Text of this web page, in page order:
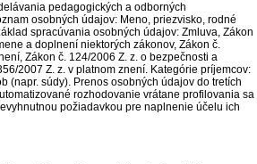
pedagogických a odborných
osobných údajov: Meno, priezvisko, rodné
spracúvania osobných údajov: Zmluva, Zákon
a doplnení niektorých zákonov, Zákon č.
Zákon č. 124/2006 Z. z. o bezpečnosti a
2007 Z. z. v platnom znení. Kategórie príjemcov:
(napr. súdy). Prenos osobných údajov do tretích
rozhodovanie vrátane profilovania sa
požiadavkou pre naplnenie účelu ich